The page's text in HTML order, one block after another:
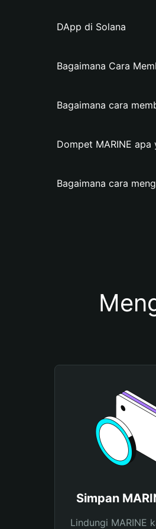
DApp di Solana
Bagaimana Cara
Bagaimana cara
Dompet MARINE
Bagaimana cara
Simpan
Lindungi MARINE